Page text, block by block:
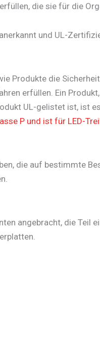
die sie für die
und UL-
Produkte die
erfüllen. Ein
UL-gelistet ist, ist
P und ist für LED-
die auf bestimmte
angebracht, die Teil